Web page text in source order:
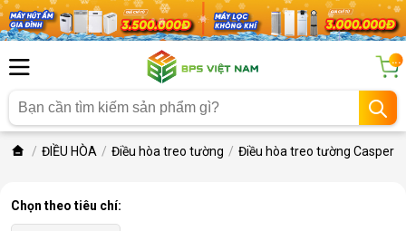
...
ĐIỀU HÒA Điều hòa treo tường Điều hòa treo tường Casper
Chọn theo tiêu chí: